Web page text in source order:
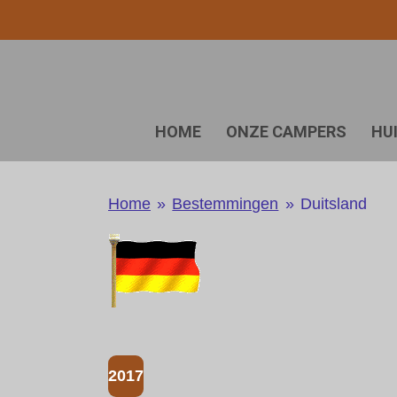
direct
HOME ONZE CAMPERS
Home » Bestemmingen » Duitsland
2017